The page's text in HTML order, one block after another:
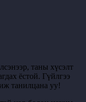
таны хүсэлт
ёстой. Гүйлгээ
танилцана уу!